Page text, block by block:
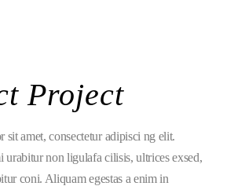
Project
sit amet, consectetur adipisci ng elit.
urabitur non ligulafa cilisis, ultrices exsed,
coni. Aliquam egestas a enim in